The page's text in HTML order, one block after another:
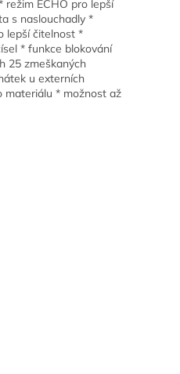
ECHO pro lepší
s naslouchadly *
lepší čitelnost *
* funkce blokování
25 zmeškaných
u externích
materiálu * možnost až